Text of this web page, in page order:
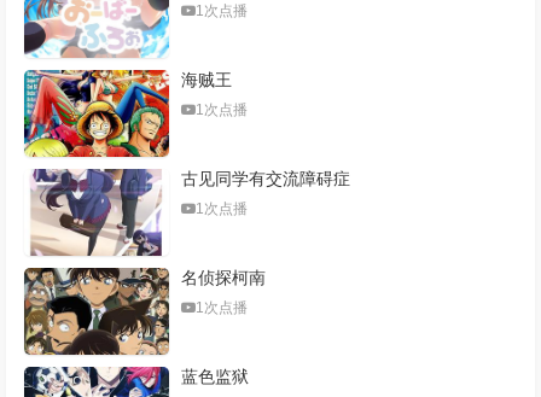
1次点播
海贼王
1次点播
古见同学有交流障碍症
1次点播
名侦探柯南
1次点播
蓝色监狱